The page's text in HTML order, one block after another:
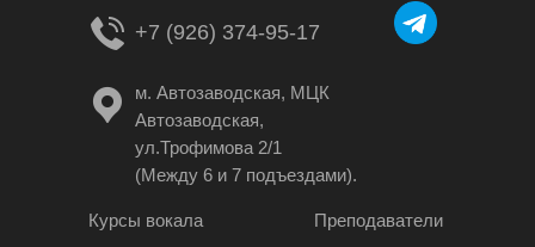
Курсы вокала
Преподаватели
+7 (926) 374-95-17
м. Автозаводская, МЦК
Автозаводская,
ул.Трофимова 2/1
(Между 6 и 7 подъездами).